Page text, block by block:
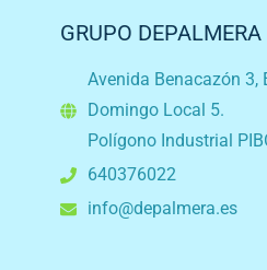
GRUPO DEPALMERA
Avenida Benacazón 3,
Domingo Local 5.
Polígono Industrial
640376022
info@depalmera.es